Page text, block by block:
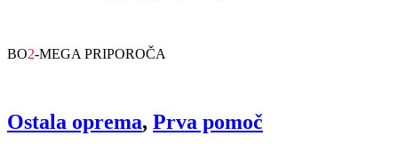
BO2-MEGA PRIPOROČA
Ostala oprema, Prva pomoč